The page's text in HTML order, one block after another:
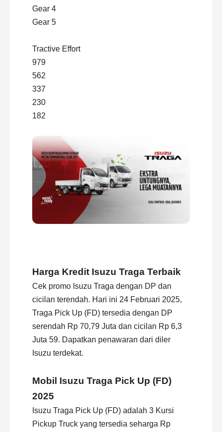
Gear 4
Gear 5
Tractive Effort
979
562
337
230
182
Harga Kredit Isuzu Traga Terbaik
Cek promo Isuzu Traga dengan DP dan
cicilan terendah. Hari ini 24 Februari 2025,
Traga Pick Up (FD) tersedia dengan DP
serendah Rp 70,79 Juta dan cicilan Rp 6,3
Juta 59. Dapatkan penawaran dari diler
Isuzu terdekat.
Mobil Isuzu Traga Pick Up (FD)
2025
Isuzu Traga Pick Up (FD) adalah 3 Kursi
Pickup Truck yang tersedia seharga Rp